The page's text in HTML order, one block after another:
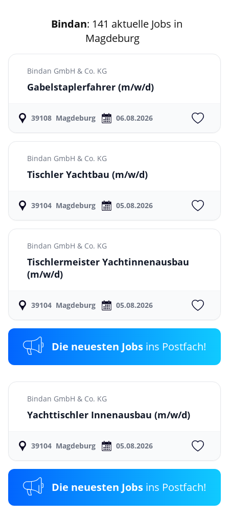
Bindan: 141 aktuelle Jobs in
Magdeburg
Bindan GmbH & Co. KG
Gabelstaplerfahrer (m/w/d)
39108 Magdeburg 06.08.2026
Bindan GmbH & Co. KG
Tischler Yachtbau (m/w/d)
39104 Magdeburg 05.08.2026
Bindan GmbH & Co. KG
Tischlermeister Yachtinnenausbau
(m/w/d)
39104 Magdeburg 05.08.2026
Die neuesten Jobs ins Postfach!
Bindan GmbH & Co. KG
Yachttischler Innenausbau (m/w/d)
39104 Magdeburg 05.08.2026
Die neuesten Jobs ins Postfach!